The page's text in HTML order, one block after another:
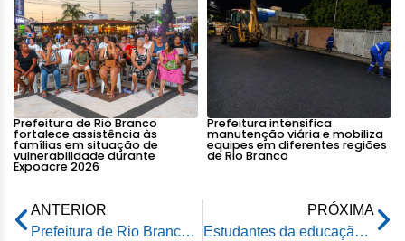
Prefeitura de Rio Branco
fortalece assistência às
famílias em situação de
vulnerabilidade durante
Expoacre 2026
Prefeitura intensifica
manutenção viária e mobiliza
equipes em diferentes regiões
de Rio Branco
ANTERIOR
Prefeitura de Rio Branco lança campanha Maio Laranja com ações de conscientização e proteção à infância
PRÓXIMA
Estudantes da educação municipal vivem dia de aventura e tecnologia na Universal Studios